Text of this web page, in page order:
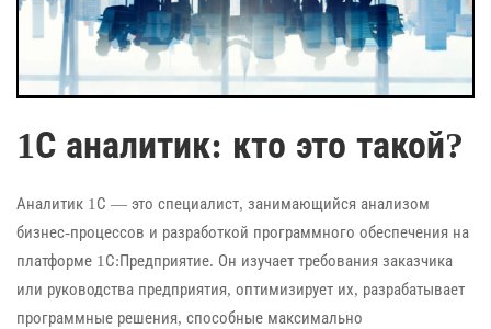
1С аналитик: кто это такой?
Аналитик 1С — это специалист, занимающийся анализом
бизнес-процессов и разработкой программного обеспечения на
платформе 1С:Предприятие. Он изучает требования заказчика
или руководства предприятия, оптимизирует их, разрабатывает
программные решения, способные максимально